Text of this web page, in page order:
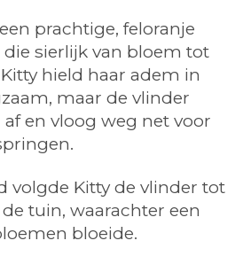
prachtige, feloranje
sierlijk van bloem tot
hield haar adem in
maar de vlinder
en vloog weg net voor
volgde Kitty de vlinder tot
tuin, waarachter een
bloeide.